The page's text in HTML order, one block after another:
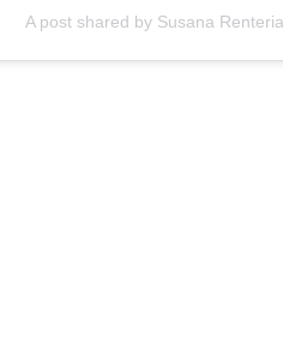
A post shared by Susana